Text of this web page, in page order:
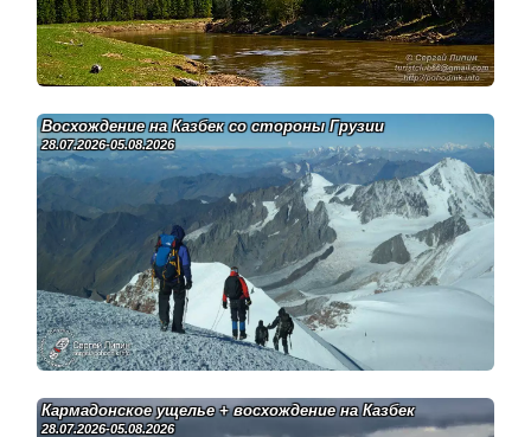
Восхождение на Казбек со стороны Грузии
28.07.2026-05.08.2026
Кармадонское ущелье + восхождение на Казбек
28.07.2026-05.08.2026